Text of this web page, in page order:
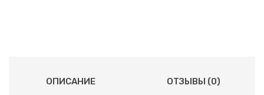
ОПИСАНИЕ ОТЗЫВЫ (0)